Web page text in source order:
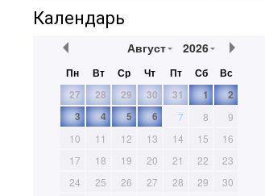
Календарь
Август 2026
Пн Вт Ср Чт Пт Сб
Вс
27
28 29 30 31 1
2
3
4 5 6 7 8
9
10
11 12 13 14 15
16
17
18 19 20 21 22
23
24
25 26 27 28 29
30